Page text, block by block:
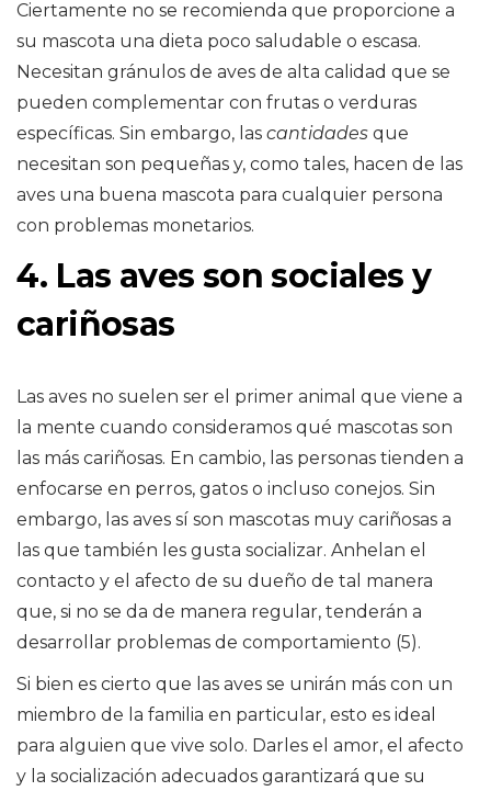
Ciertamente no se recomienda que proporcione a
su mascota una dieta poco saludable o escasa.
Necesitan gránulos de aves de alta calidad que se
pueden complementar con frutas o verduras
específicas. Sin embargo, las cantidades que
necesitan son pequeñas y, como tales, hacen de las
aves una buena mascota para cualquier persona
con problemas monetarios.
4. Las aves son sociales y
cariñosas
Las aves no suelen ser el primer animal que viene a
la mente cuando consideramos qué mascotas son
las más cariñosas. En cambio, las personas tienden a
enfocarse en perros, gatos o incluso conejos. Sin
embargo, las aves sí son mascotas muy cariñosas a
las que también les gusta socializar. Anhelan el
contacto y el afecto de su dueño de tal manera
que, si no se da de manera regular, tenderán a
desarrollar problemas de comportamiento (5).
Si bien es cierto que las aves se unirán más con un
miembro de la familia en particular, esto es ideal
para alguien que vive solo. Darles el amor, el afecto
y la socialización adecuados garantizará que su